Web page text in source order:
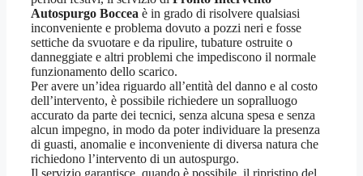
Autospurgo Boccea è in grado di risolvere qualsiasi
inconveniente e problema dovuto a pozzi neri e fosse
settiche da svuotare e da ripulire, tubature ostruite o
danneggiate e altri problemi che impediscono il normale
funzionamento dello scarico.
Per avere un’idea riguardo all’entità del danno e al costo
dell’intervento, è possibile richiedere un sopralluogo
accurato da parte dei tecnici, senza alcuna spesa e senza
alcun impegno, in modo da poter individuare la presenza
di guasti, anomalie e inconveniente di diversa natura che
richiedono l’intervento di un autospurgo.